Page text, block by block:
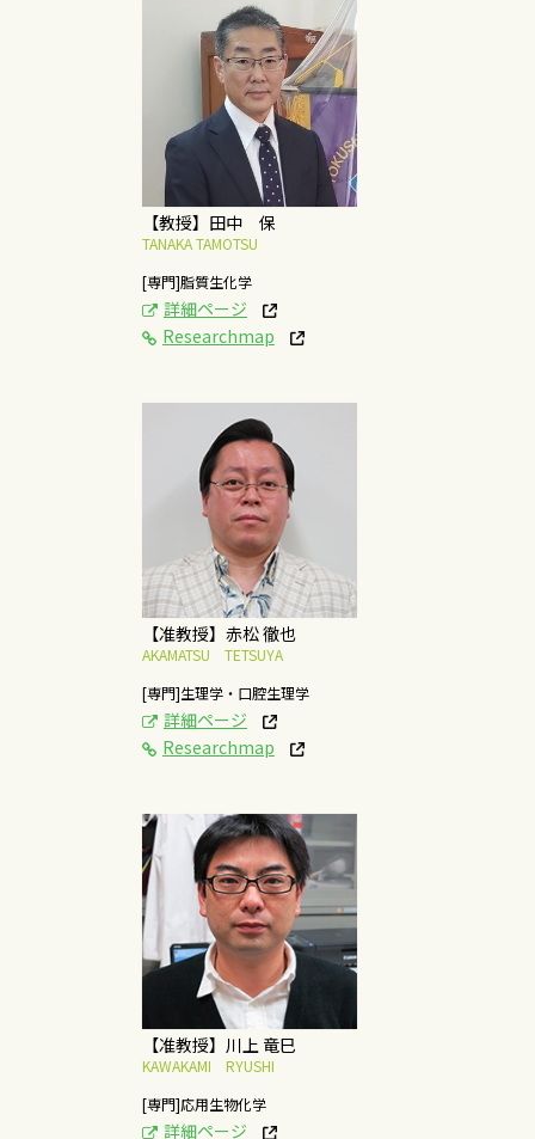
[研究テーマ]
脂質からの創薬・創食
研究
概要はこちら
【教授】田中 保
TANAKA TAMOTSU
[専門]脂質生化学
詳細ページ
Researchmap
[研究テーマ]
唾液腺の発生・分化・
再生の分子メカニズム
概要はこちら
【准教授】赤松 徹也
AKAMATSU TETSUYA
[専門]生理学・口腔生理学
詳細ページ
Researchmap
[研究テーマ]
極限環境微生物が作り
出すユニークな酵素の
機能構造・応用
概要はこちら
【准教授】川上 竜巳
KAWAKAMI RYUSHI
[専門]応用生物化学
詳細ページ